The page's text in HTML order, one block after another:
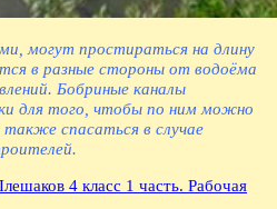
могут простираться на длину
в разные стороны от водоёма
Бобриные каналы
для того, чтобы по ним можно
также спасаться в случае